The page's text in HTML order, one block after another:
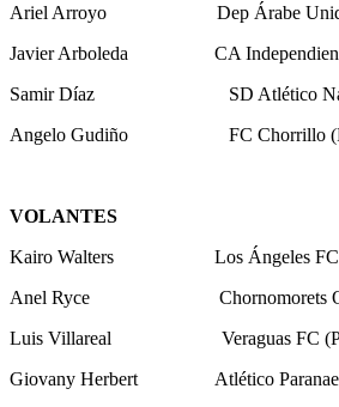
Ariel Arroyo Dep Árabe
Javier Arboleda CA
Samir Díaz SD Atlético
Angelo Gudiño FC Chorrillo
VOLANTES
Kairo Walters Los Ángeles FC
Anel Ryce Chornomorets
Luis Villareal Veraguas FC
Giovany Herbert Atlético